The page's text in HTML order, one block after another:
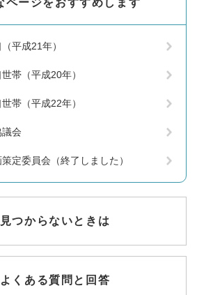
平成21年）
帯（平成20年）
帯（平成22年）
会
定委員会（終了しました）
見つからないときは
よくある質問と回答